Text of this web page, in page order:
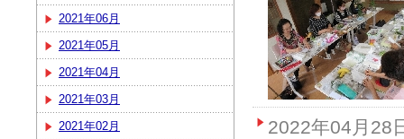
2021年06月
2021年05月
2021年04月
2021年03月
2021年02月
2022年04月28